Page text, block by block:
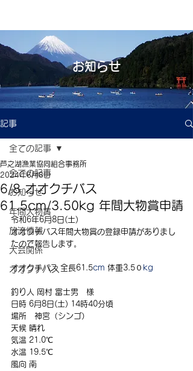
お知らせ
記事
全ての記事
お知らせ
年間大物賞
放流情報
大会関係
オオクチバス
全ての記事
6/8 オオクチバス
61.5cm/3.50kg 年間大物賞申請
芦之湖漁業協同組合事務所
2024年6月8日
令和6年6月8日(土)
オオクチバス年間大物賞の登録申請がありまし
たので報告します。
オオクチバス 全長61.5cm 体重3.5０ kg
釣り人 岡村 富士男　様
日時 6月8日(土) 14時40分頃
場所　神宮（シンゴ）
天候 晴れ
気温 21.0℃
水温 19.5℃
風向 南